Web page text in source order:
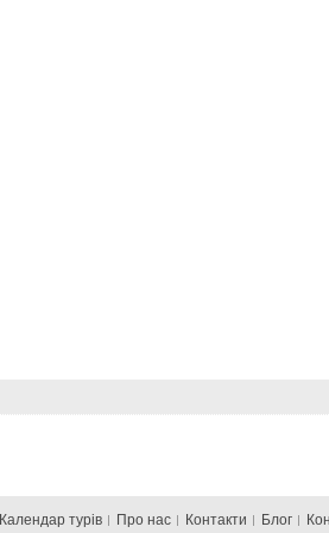
Календар турів Про нас Контакти Блог